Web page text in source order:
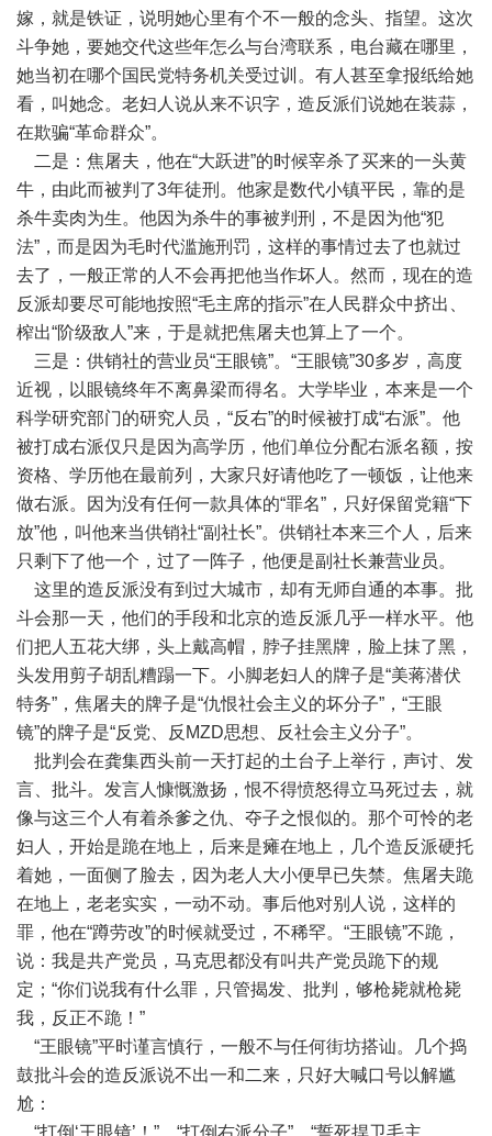
嫁，就是铁证，说明她心里有个不一般的念头、指望。这次
斗争她，要她交代这些年怎么与台湾联系，电台藏在哪里，
她当初在哪个国民党特务机关受过训。有人甚至拿报纸给她
看，叫她念。老妇人说从来不识字，造反派们说她在装蒜，
在欺骗“革命群众”。
二是：焦屠夫，他在“大跃进”的时候宰杀了买来的一头黄
牛，由此而被判了3年徒刑。他家是数代小镇平民，靠的是
杀牛卖肉为生。他因为杀牛的事被判刑，不是因为他“犯
法”，而是因为毛时代滥施刑罚，这样的事情过去了也就过
去了，一般正常的人不会再把他当作坏人。然而，现在的造
反派却要尽可能地按照“毛主席的指示”在人民群众中挤出、
榨出“阶级敌人”来，于是就把焦屠夫也算上了一个。
三是：供销社的营业员“王眼镜”。“王眼镜”30多岁，高度
近视，以眼镜终年不离鼻梁而得名。大学毕业，本来是一个
科学研究部门的研究人员，“反右”的时候被打成“右派”。他
被打成右派仅只是因为高学历，他们单位分配右派名额，按
资格、学历他在最前列，大家只好请他吃了一顿饭，让他来
做右派。因为没有任何一款具体的“罪名”，只好保留党籍“下
放”他，叫他来当供销社“副社长”。供销社本来三个人，后来
只剩下了他一个，过了一阵子，他便是副社长兼营业员。
这里的造反派没有到过大城市，却有无师自通的本事。批
斗会那一天，他们的手段和北京的造反派几乎一样水平。他
们把人五花大绑，头上戴高帽，脖子挂黑牌，脸上抹了黑，
头发用剪子胡乱糟蹋一下。小脚老妇人的牌子是“美蒋潜伏
特务”，焦屠夫的牌子是“仇恨社会主义的坏分子”，“王眼
镜”的牌子是“反党、反MZD思想、反社会主义分子”。
批判会在龚集西头前一天打起的土台子上举行，声讨、发
言、批斗。发言人慷慨激扬，恨不得愤怒得立马死过去，就
像与这三个人有着杀爹之仇、夺子之恨似的。那个可怜的老
妇人，开始是跪在地上，后来是瘫在地上，几个造反派硬托
着她，一面侧了脸去，因为老人大小便早已失禁。焦屠夫跪
在地上，老老实实，一动不动。事后他对别人说，这样的
罪，他在“蹲劳改”的时候就受过，不稀罕。“王眼镜”不跪，
说：我是共产党员，马克思都没有叫共产党员跪下的规
定；“你们说我有什么罪，只管揭发、批判，够枪毙就枪毙
我，反正不跪！”
“王眼镜”平时谨言慎行，一般不与任何街坊搭讪。几个捣
鼓批斗会的造反派说不出一和二来，只好大喊口号以解尴
尬：
“打倒‘王眼镜’！”、“打倒右派分子”、“誓死捍卫毛主